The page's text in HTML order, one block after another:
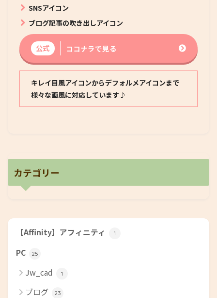
SNSアイコン
ブログ記事の吹き出しアイコン
公式 ココナラで見る
キレイ目風アイコンからデフォルメアイコンまで
様々な画風に対応しています♪
カテゴリー
【Affinity】アフィニティ 1
PC 25
Jw_cad 1
ブログ 23